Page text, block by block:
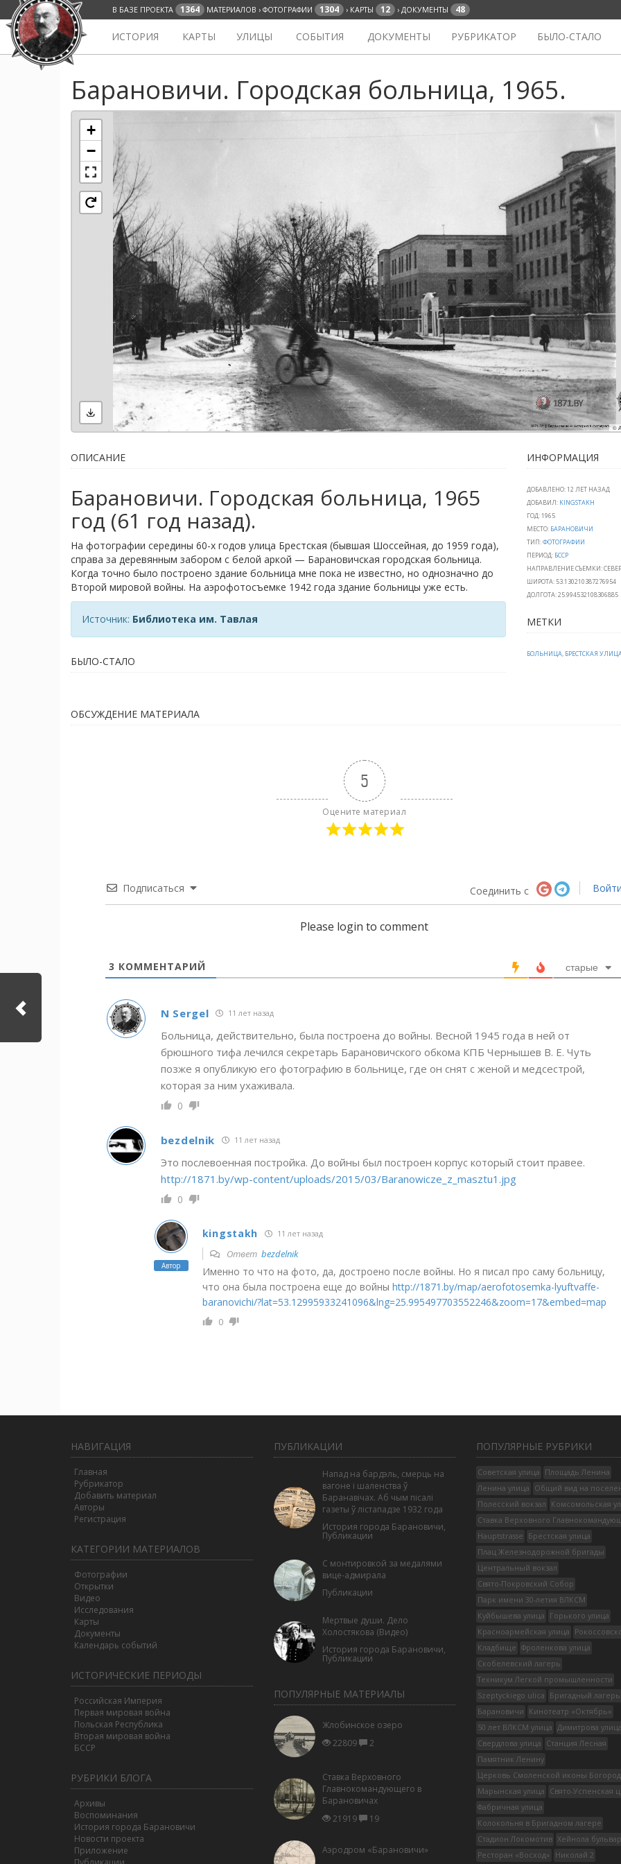
В БАЗЕ ПРОЕКТА 1364 МАТЕРИАЛОВ › ФОТОГРАФИИ 1304 › КАРТЫ 12 › ДОКУМЕНТЫ 48
ИСТОРИЯ КАРТЫ УЛИЦЫ СОБЫТИЯ ДОКУМЕНТЫ РУБРИКАТОР БЫЛО-СТАЛО
Барановичи. Городская больница, 1965.
+
−
©
ОПИСАНИЕ
Барановичи. Городская больница, 1965
год (61 год назад).
На фотографии середины 60-х годов улица Брестская (бывшая Шоссейная, до 1959 года),
справа за деревянным забором с белой аркой — Барановичская городская больница.
Когда точно было построено здание больница мне пока не известно, но однозначно до
Второй мировой войны. На аэрофотосъемке 1942 года здание больницы уже есть.
Источник: Библиотека им. Тавлая
БЫЛО-СТАЛО
ИНФОРМАЦИЯ
ДОБАВЛЕНО: 12 ЛЕТ НАЗАД
ДОБАВИЛ: KINGSTAKH
ГОД: 1965
МЕСТО: БАРАНОВИЧИ
ТИП:ФОТОГРАФИИ
ПЕРИОД: БССР
НАПРАВЛЕНИЕ СЪЕМКИ:
ШИРОТА: 53.130210387276954
ДОЛГОТА: 25.994532108306885
МЕТКИ
БОЛЬНИЦА, БРЕСТСКАЯ
ОБСУЖДЕНИЕ МАТЕРИАЛА
5
Оцените материал
Подписаться Соединить с
Please login to comment
3 КОММЕНТАРИЙ старые
N Sergel 11 лет назад
Больница, действительно, была построена до войны. Весной 1945 года в ней от
брюшного тифа лечился секретарь Барановичского обкома КПБ Чернышев В. Е. Чуть
позже я опубликую его фотографию в больнице, где он снят с женой и медсестрой,
которая за ним ухаживала.
0
bezdelnik 11 лет назад
Это послевоенная постройка. До войны был построен корпус который стоит правее.
http://1871.by/wp-content/uploads/2015/03/Baranowicze_z_masztu1.jpg
0
Автор
kingstakh 11 лет назад
Ответ bezdelnik
Именно то что на фото, да, достроено после войны. Но я писал про саму больницу,
что она была построена еще до войны http://1871.by/map/aerofotosemka-lyuftvaffe-
baranovichi/?lat=53.12995933241096&lng=25.995497703552246&zoom=17&embed=map
0
НАВИГАЦИЯ
Главная
Рубрикатор
Добавить материал
Авторы
Регистрация
КАТЕГОРИИ МАТЕРИАЛОВ
Фотографии
Открытки
Видео
Исследования
Карты
Документы
Календарь событий
ИСТОРИЧЕСКИЕ ПЕРИОДЫ
Российская Империя
Первая мировая война
Польская Республика
Вторая мировая война
БССР
РУБРИКИ БЛОГА
Архивы
Воспоминания
История города Барановичи
Новости проекта
Приложение
ПУБЛИКАЦИИ
Напад на бардэль, смерць на
вагоне і шаленства ў
Баранавічах. Аб чым пісалі
газеты ў лістападзе 1932 года
История города Барановичи,
Публикации
С монтировкой за медалями
вице-адмирала
Публикации
Мертвые души. Дело
Холостякова (Видео)
История города Барановичи,
Публикации
ПОПУЛЯРНЫЕ МАТЕРИАЛЫ
Жлобинское озеро
22809
2
Ставка Верховного
Главнокомандующего в
Барановичах
21919
19
Аэродром «Барановичи»
ПОПУЛЯРНЫЕ РУБРИКИ
Советская улица
Площадь Ленина
Ленина улица
Общий вид на
Полесский вокзал
Комсомольская
Ставка Верховного
Hauptstrasse
Брестская улица
Плац Железнодорожной бригады
Центральный вокзал
Свято-Покровский Собор
Парк имени 30-летия ВЛКСМ
Куйбышева улица
Горького улица
Красноармейская улица
Кладбище Фроленкова улица
Скобелевский лагерь
Техникум Легкой промышленности
Szeptyckiego ulica
Бригадный лагерь
Барановичи
Кинотеатр «Октябрь»
50 лет ВЛКСМ улица
Димитрова
Свердлова улица
Станция Лесная
Памятник Ленину
Церковь Смоленской иконы
Марынская улица
Свято-Успенская
Фабричная улица
Колокольня в Бригадном лагере
Стадион Локомотив Хейнола бульвар
Ресторан «Восход»
Николай 2